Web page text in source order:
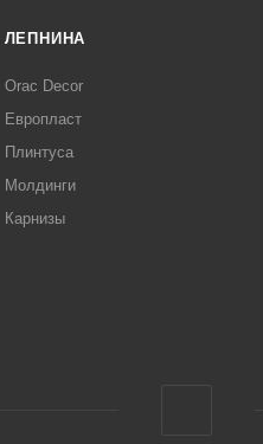
ЛЕПНИНА
Orac Decor
Европласт
Плинтуса
Молдинги
Карнизы